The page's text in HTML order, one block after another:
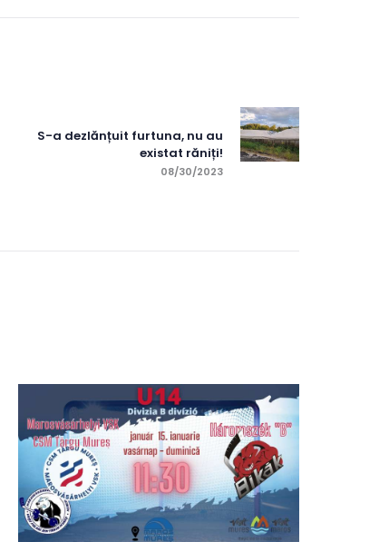
S-a dezlănțuit furtuna, nu au
existat răniți!
08/30/2023